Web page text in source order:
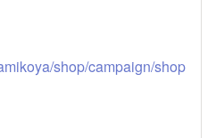
shop/campaign/shop